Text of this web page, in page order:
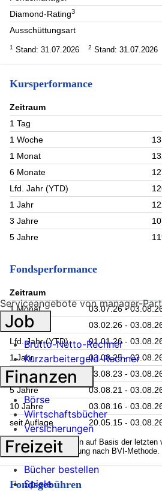
Diamond-Rating3
Ausschüttungsart
1 Stand: 31.07.2026 2 Stand: 31.07.2026
Kursperformance
Zeitraum
1 Tag
1 Woche
1 Monat
6 Monate
Lfd. Jahr (YTD)
1 Jahr
3 Jahre
5 Jahre
Fondsperformance
Zeitraum
1 Monat 03.07.26 -
6 Monate
03.02.26 -
Lfd. Jahr (YTD)
01.01.26 -
1 Jahr
03.08.25 -
3 Jahre
03.08.23 -
5 Jahre
03.08.21 -
10 Jahre
03.08.16 -
seit Auflage
20.05.15 -
1Kennzahlen werden auf Basis der letzten
berechnet. Berechnung nach BVI-Methode.
Fondsgebühren
Serviceangebote von manager-
Job
Brutto-Netto-Rechner
Kurzarbeitergeld-Rechner
Finanzen
Börse
Wirtschaftsbücher
Versicherungen
Freizeit
Bücher bestellen
Spiele